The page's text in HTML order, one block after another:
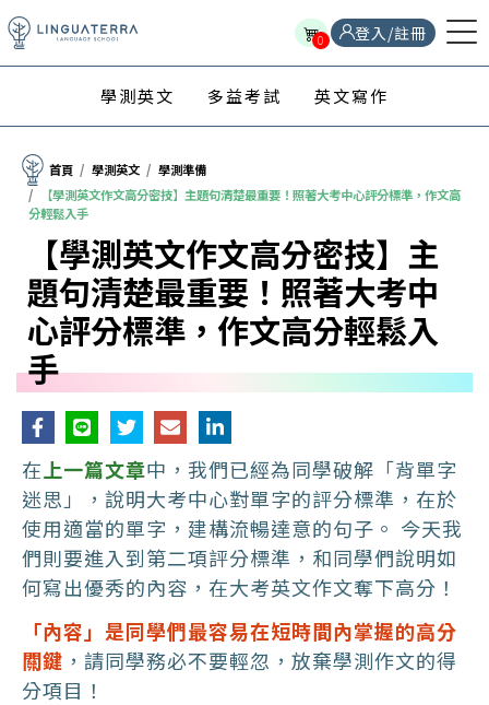
0 登入/註冊
學測英文 多益考試 英文寫作
首頁 學測英文
學測準備
【學測英文作文高分密技】主題句清楚最重要！照著大考中心評分標準，作文高
分輕鬆入手
【學測英文作文高分密技】主
題句清楚最重要！照著大考中
心評分標準，作文高分輕鬆入
手
在上一篇文章中，我們已經為同學破解「背單字
迷思」，說明大考中心對單字的評分標準，在於
使用適當的單字，建構流暢達意的句子。 今天我
們則要進入到第二項評分標準，和同學們說明如
何寫出優秀的內容，在大考英文作文奪下高分！
「內容」是同學們最容易在短時間內掌握的高分
關鍵 ，請同學務必不要輕忽，放棄學測作文的得
分項目！